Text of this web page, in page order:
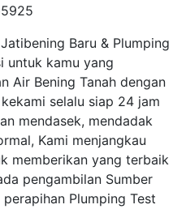
Baru & Plumping
untuk kamu yang
Air Bening Tanah dengan
selalu siap 24 jam
mendasek, mendadak
Kami menjangkau
memberikan yang terbaik
pengambilan Sumber
Plumping Test